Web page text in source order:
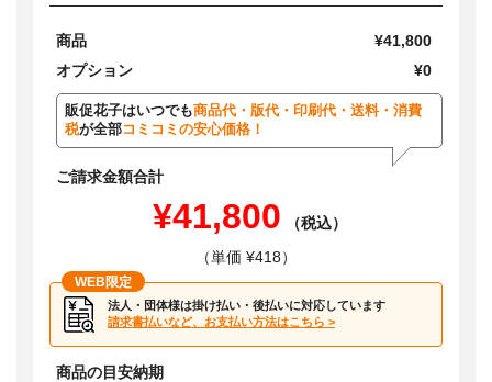
商品
¥41,800
オプション
¥0
販促花子はいつでも商品代・版代・印刷代・送料・消費
税が全部コミコミの安心価格！
ご請求金額合計
¥41,800
（税込）
（単価 ¥418）
WEB限定
法人・団体様は掛け払い・後払いに対応しています
請求書払いなど、お支払い方法はこちら >
商品の目安納期